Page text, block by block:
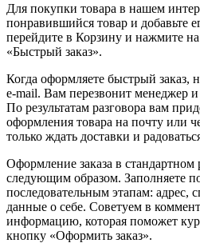
Для покупки товара в нашем
понравившийся товар и добавьте
перейдите в Корзину и нажмите
«Быстрый заказ».
Когда оформляете быстрый
e-mail. Вам перезвонит менеджер и
По результатам разговора вам
оформления товара на почту или
только ждать доставки и
Оформление заказа в
следующим образом. Заполняете
последовательным этапам: адрес,
данные о себе. Советуем в
информацию, которая поможет
кнопку «Оформить заказ».